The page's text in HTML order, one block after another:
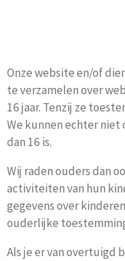
Onze website en/of
te verzamelen over
16 jaar. Tenzij ze
We kunnen echter
dan 16 is.
Wij raden ouders dan
activiteiten van hun
gegevens over
ouderlijke
Als je er van overtuigd